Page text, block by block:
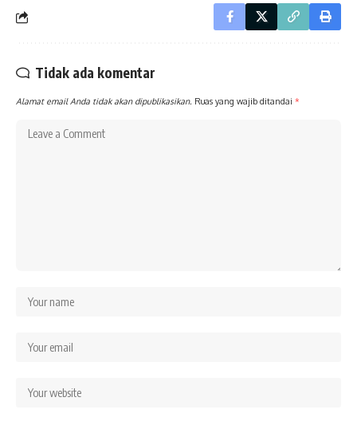
Tidak ada komentar
Alamat email Anda tidak akan dipublikasikan. Ruas yang wajib ditandai *